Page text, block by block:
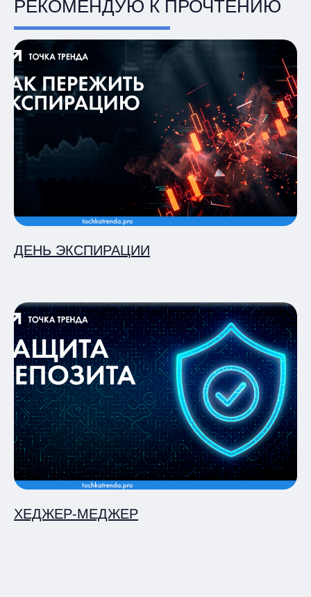
РЕКОМЕНДУЮ К ПРОЧТЕНИЮ
ДЕНЬ ЭКСПИРАЦИИ
ХЕДЖЕР-МЕДЖЕР